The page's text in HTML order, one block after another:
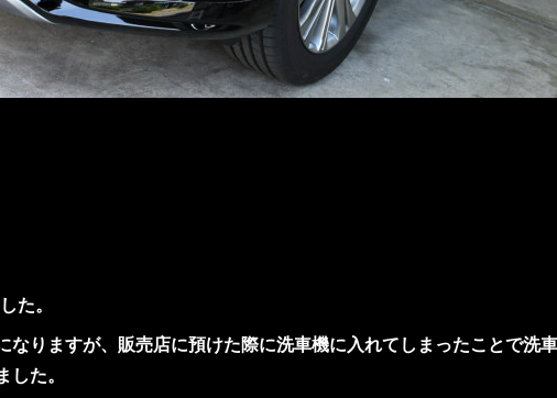
た。
なりますが、販売店に預けた際に洗車機に入れてしまったことで洗
た。